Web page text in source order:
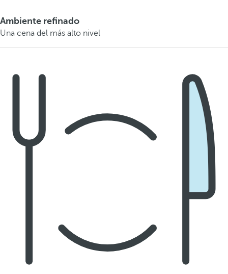
Ambiente refinado
Una cena del más alto nivel